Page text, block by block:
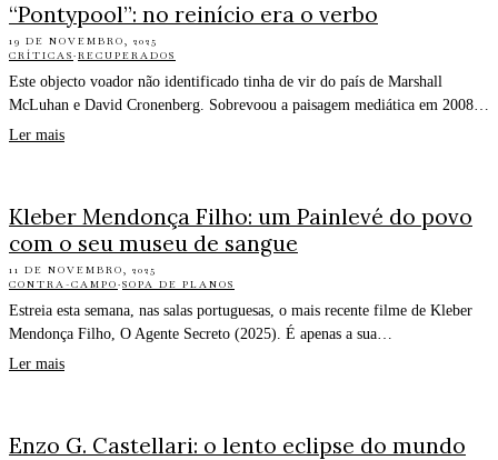
“Pontypool”: no reinício era o verbo
19 DE NOVEMBRO, 2025
CRÍTICAS·RECUPERADOS
Este objecto voador não identificado tinha de vir do país de Marshall
McLuhan e David Cronenberg. Sobrevoou a paisagem mediática em 2008…
Ler mais
Kleber Mendonça Filho: um Painlevé do povo
com o seu museu de sangue
11 DE NOVEMBRO, 2025
CONTRA-CAMPO·SOPA DE PLANOS
Estreia esta semana, nas salas portuguesas, o mais recente filme de Kleber
Mendonça Filho, O Agente Secreto (2025). É apenas a sua…
Ler mais
Enzo G. Castellari: o lento eclipse do mundo